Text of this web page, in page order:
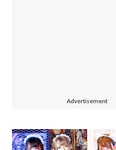
Advertisement